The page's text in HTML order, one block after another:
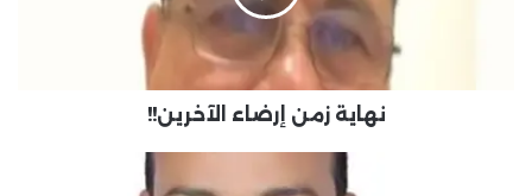
نهاية زمن إرضاء الآخرين!!